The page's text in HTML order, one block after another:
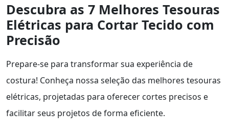
Descubra as 7 Melhores Tesouras
Elétricas para Cortar Tecido com
Precisão
Prepare-se para transformar sua experiência de
costura! Conheça nossa seleção das melhores tesouras
elétricas, projetadas para oferecer cortes precisos e
facilitar seus projetos de forma eficiente.